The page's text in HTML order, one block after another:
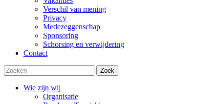
Verschil van mening
Privacy
Medezeggenschap
Sponsoring
Schorsing en verwijdering
Contact
Zoek
Wie zijn wij
Organisatie